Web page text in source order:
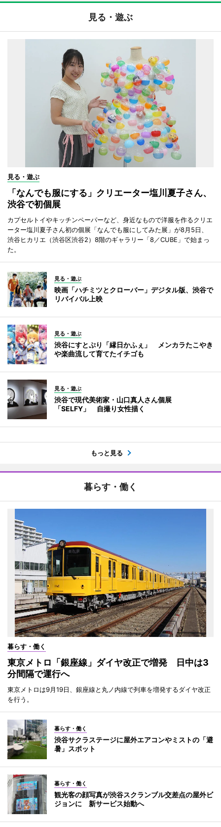
見る・遊ぶ
見る・遊ぶ
「なんでも服にする」クリエーター塩川夏子さん、
渋谷で初個展
カプセルトイやキッチンペーパーなど、身近なもので洋服を作るクリエ
ーター塩川夏子さん初の個展「なんでも服にしてみた展」が8月5日、
渋谷ヒカリエ（渋谷区渋谷2）8階のギャラリー「8／CUBE」で始まっ
た。
見る・遊ぶ
映画「ハチミツとクローバー」デジタル版、渋谷で
リバイバル上映
見る・遊ぶ
渋谷にすとぷり「縁日かふぇ」 メンカラたこやき
や楽曲流して育てたイチゴも
見る・遊ぶ
渋谷で現代美術家・山口真人さん個展
「SELFY」 自撮り女性描く
もっと見る
暮らす・働く
暮らす・働く
東京メトロ「銀座線」ダイヤ改正で増発 日中は3
分間隔で運行へ
東京メトロは9月19日、銀座線と丸ノ内線で列車を増発するダイヤ改正
を行う。
暮らす・働く
渋谷サクラステージに屋外エアコンやミストの「避
暑」スポット
暮らす・働く
観光客の顔写真が渋谷スクランブル交差点の屋外ビ
ジョンに 新サービス始動へ